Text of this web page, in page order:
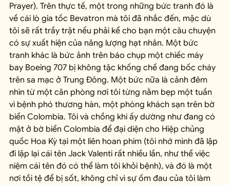
Prayer). Trên thực tế, một trong những bức tranh đó là
về cái lò gia tốc Bevatron mà tôi đã nhắc đến, mặc dù
tôi sẽ rất trầy trật nếu phải kể cho bạn một câu chuyện
có sự xuất hiện của năng lượng hạt nhân. Một bức
tranh khác là bức ảnh trên báo chụp một chiếc máy
bay Boeing 707 bị không tặc khống chế đang bốc cháy
trên sa mạc ở Trung Đông. Một bức nữa là cảnh đêm
nhìn từ một căn phòng nơi tôi từng nằm bẹp một tuần
vì bệnh phó thương hàn, một phòng khách sạn trên bờ
biển Colombia. Tôi và chồng khi ấy dường như đang có
mặt ở bờ biển Colombia để đại diện cho Hiệp chủng
quốc Hoa Kỳ tại một liên hoan phim (tôi nhớ mình đã lặp
đi lặp lại cái tên Jack Valenti rất nhiều lần, như thể việc
niệm cái tên đó có thể làm tôi khỏi bệnh), và đó là một
nơi tồi tệ để bị sốt, không chỉ vì sự ốm đau của tôi làm